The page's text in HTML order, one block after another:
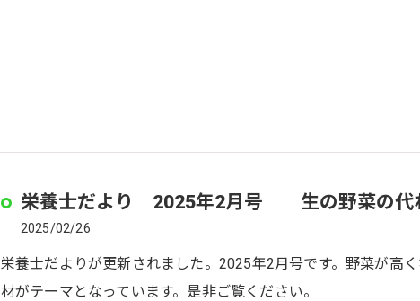
栄養士だより 2025年2月号 生の野菜の代わ
2025/02/26
栄養士だよりが更新されました。2025年2月号です。野菜が高
材がテーマとなっています。是非ご覧ください。